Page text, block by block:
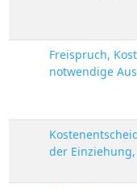
Freispruch,
notwendige
der